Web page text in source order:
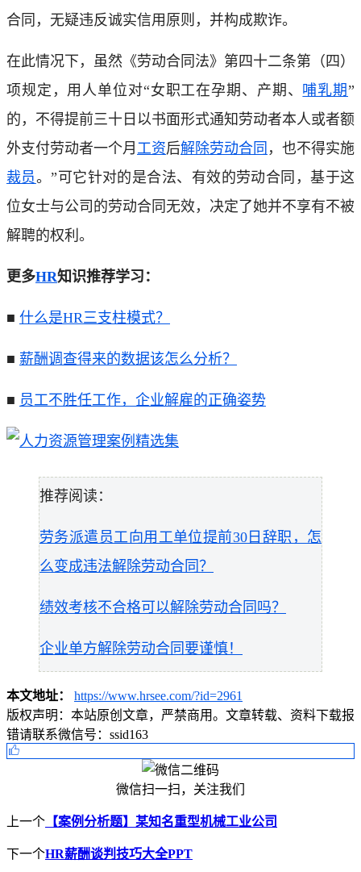
合同，无疑违反诚实信用原则，并构成欺诈。
在此情况下，虽然《劳动合同法》第四十二条第（四）
项规定，用人单位对“女职工在孕期、产期、 哺乳期”
的，不得提前三十日以书面形式通知劳动者本人或者额
外支付劳动者一个月 工资后解除劳动合同 ，也不得实施
裁员。”可它针对的是合法、有效的劳动合同，基于这
位女士与公司的劳动合同无效，决定了她并不享有不被
解聘的权利。
更多HR知识推荐学习：
■ 什么是HR三支柱模式？
■ 薪酬调查得来的数据该怎么分析？
■ 员工不胜任工作，企业解雇的正确姿势
推荐阅读：
劳务派遣员工向用工单位提前30日辞职，怎
么变成违法解除劳动合同？
绩效考核不合格可以解除劳动合同吗？
企业单方解除劳动合同要谨慎！
本文地址：
https://www.hrsee.com/?id=2961
版权声明： 本站原创文章，严禁商用。文章转载、资料下载报
错请联系微信号：ssid163
微信扫一扫，关注我们
上一个 【案例分析题】某知名重型机械工业公司
下一个HR薪酬谈判技巧大全PPT